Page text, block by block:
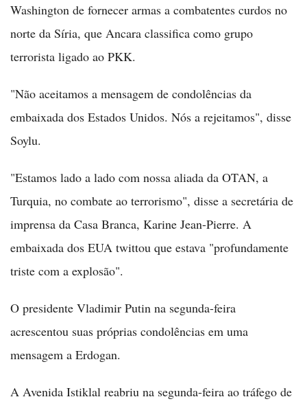
Washington de fornecer armas a combatentes curdos no
norte da Síria, que Ancara classifica como grupo
terrorista ligado ao PKK.
"Não aceitamos a mensagem de condolências da
embaixada dos Estados Unidos. Nós a rejeitamos", disse
Soylu.
"Estamos lado a lado com nossa aliada da OTAN, a
Turquia, no combate ao terrorismo", disse a secretária de
imprensa da Casa Branca, Karine Jean-Pierre. A
embaixada dos EUA twittou que estava "profundamente
triste com a explosão".
O presidente Vladimir Putin na segunda-feira
acrescentou suas próprias condolências em uma
mensagem a Erdogan.
A Avenida Istiklal reabriu na segunda-feira ao tráfego de